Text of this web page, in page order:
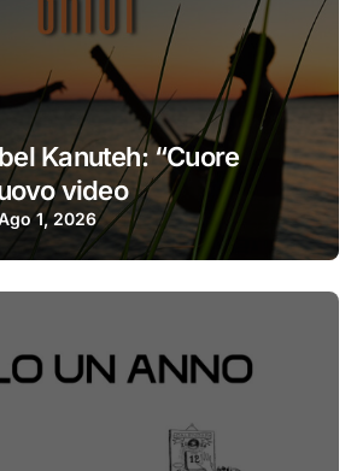
Kanuteh: “Cuore
video
1, 2026